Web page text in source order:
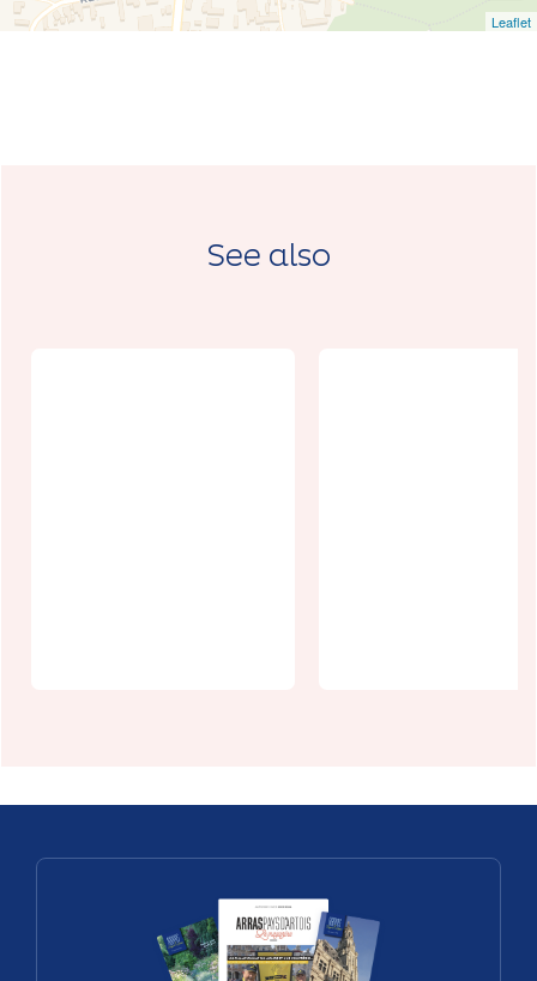
Leaflet
See also